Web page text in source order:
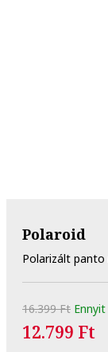
Polaroid
Polarizált panto
16.399 Ft
12.799 Ft